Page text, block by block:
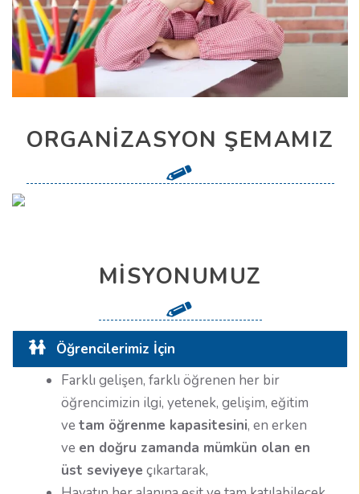
ORGANIZASYON ŞEMAMIZ
MISYONUMUZ
Öğrencilerimiz İçin
Farklı gelişen, farklı öğrenen her bir
öğrencimizin ilgi, yetenek, gelişim, eğitim
ve tam öğrenme kapasitesini, en erken
ve en doğru zamanda mümkün olan en
üst seviyeye çıkartarak,